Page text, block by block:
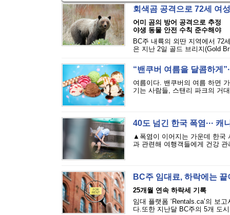
회색곰 공격으로 72세 여
어미 곰의 방어 공격으로 추정
야생 동물 안전 수칙 준수해야
BC주 내륙의 외딴 지역에서 72
은 지난 2일 골드 브리지(Gold
“밴쿠버 여름을 달콤하게
여름이다. 밴쿠버의 여름 하면
기는 사람들, 스탠리 파크의 거
40도 넘긴 한국 폭염···
▲폭염이 이어지는 가운데 한국
과 관련해 여행객들에게 건강
BC주 임대료, 하락에는
25개월 연속 하락세 기록
임대 플랫폼 ‘Rentals.ca’의 보
다.또한 지난달 BC주의 5개 도